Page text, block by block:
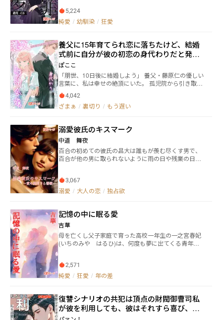
た。しかし、三人を取り巻く環境と過ぎた長い年月
は、彼らの関係性を徐々に歪めていった…。 大人にな
間なんてお構いなしに夢子を求める雨生は毎日呪文の
様に「愛している」という言葉を夢子に注ぐ。愛とい
う物が分からない夢子は、雨生の甘い言葉と体温に家
族として安堵を覚えていた。それが夢子を独占したい
という雨生の歪んだ情愛からくる洗脳とも知らずに…
―。 そんな中、ある日を境に実の兄である雨生を嫌悪
する様になった晴にどうしてそんな態度を取るのかと
夢子が尋ねると「夢ちゃんもそのうち気づくよ、雨生
の恐さを」と意味深な言葉を返されてしまう。その言
になったコスメブランドの社長と邂逅する。それを契
機に、歪な愛の運命の歯車は更なる狂気を孕んで加速
していくのだった。 ※毎週火・木・土の午前0時更新予
定 ※8月1日～完結まで、毎日更新予定
5,224
純愛 / 幼馴染 / 狂愛
養父に15年育てられ恋に落ちたけど、結婚
式前に自分が彼の初恋の身代わりだと発覚
～しかも私は失踪した財閥令嬢でした！？
ぽここ
「朋世、10日後に結婚しよう」 養父・藤原仁の優しい
言葉に、私は幸せの絶頂にいた。 孤児院から引き取ら
れ15年、ついに彼の妻になれる——。 しかし結婚式の
直前、匿名で届いた一本の録音テープ。 そこには、私
の知らない「真実」が記録されていた。 「瞳が、彼女
見知らぬ少女。 15年前の未解決事件——。 すべての
真実が明らかになる時、私の運命は大きく動き出す。
4,042
ざまぁ / 裏切り / もう遅い
溺愛彼氏のキスマーク
中道 舞夜
百合の初めての彼氏の昌大は誰もが羨む尽くす男で、
百合が他の男に取られないように雨の日や残業の日は
をめぐってトラブルに。 人一倍尽くす溺愛彼氏は、嫉
妬や独占欲も人一倍！？
3,067
溺愛 / 大人の恋 / 独占欲
記憶の中に眠る愛
吉華
母を亡くし父子家庭で育った高校一年生の一之宮春妃
(いちのみや はるひ)は、何度も夢に出てくる青年に
消えてしまって話すことすらままならない。 そんな最
中、登校時に寄り道した父の研究所の傍らに咲いてい
てしまったんだ」 そう言って、春妃に近づく雪人の真
意とは。 ＊＊＊ 個人サイト含む各種サイトに載せて
いる作品の一つ。再掲です。吉華の記念すべきオリジ
2,571
純愛 / 狂愛 / 年の差
復讐シナリオの共犯は頂点の財閥御曹司――私
が彼を利用しても、彼はそれすら喜び、私
を溺愛してすべての障害を薙ぎ払う